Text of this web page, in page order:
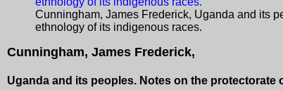
Cunningham, James Frederick, Uganda and its
ethnology of its indigenous races.
Cunningham, James Frederick,
Uganda and its peoples. Notes on the